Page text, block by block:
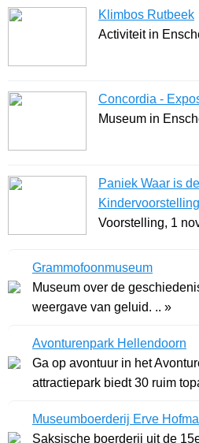
Klimbos Rutbeek
Activiteit in
Concordia -
Museum in
Paniek Waar is
Voorstelling, 1
Grammofoonmuseum
Museum over de
weergave van geluid. .. »
Avonturenpark Hellendoorn
Ga op avontuur in het
attractiepark biedt 30 ruim
Museumboerderij Erve
Saksische boerderij uit de